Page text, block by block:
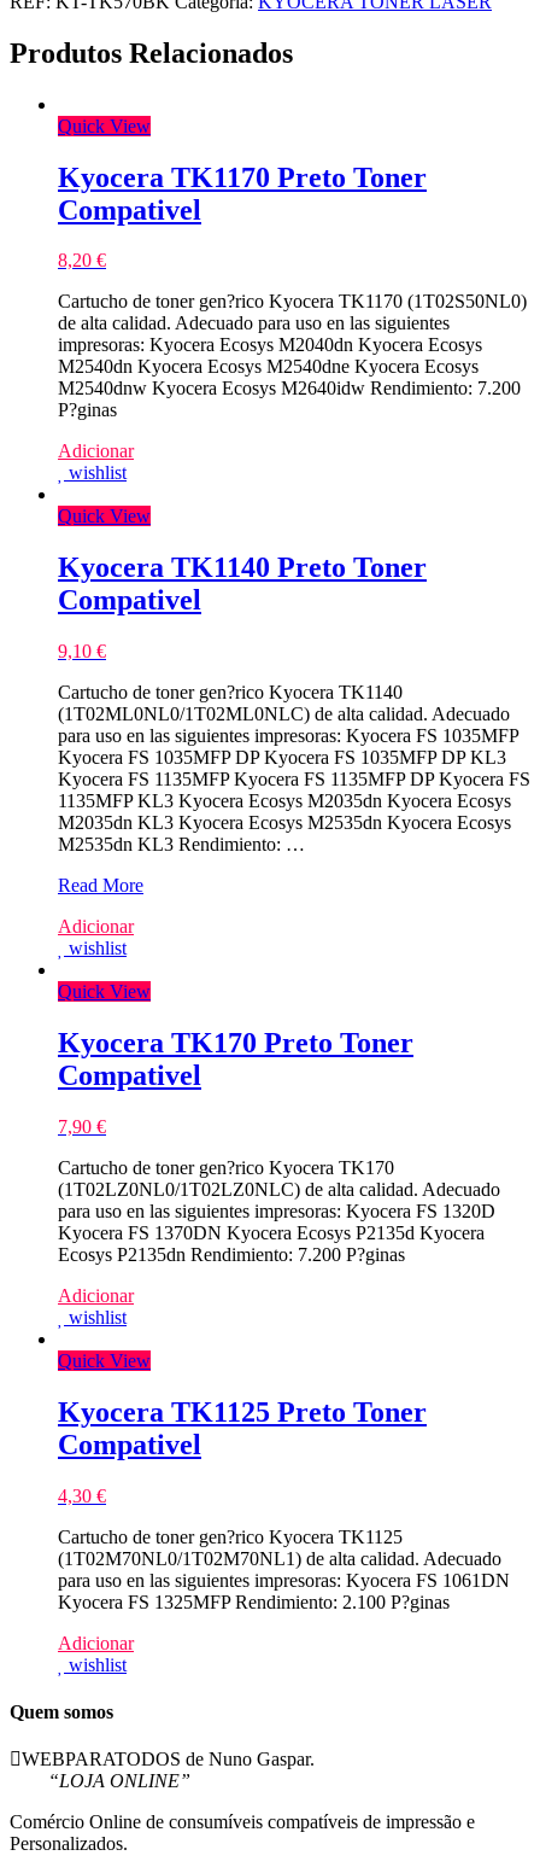
Produtos Relacionados
Quick View
Kyocera TK1170 Preto Toner
Compativel
8,20 €
Cartucho de toner gen?rico Kyocera TK1170 (1T02S50NL0)
de alta calidad. Adecuado para uso en las siguientes
impresoras: Kyocera Ecosys M2040dn Kyocera Ecosys
M2540dn Kyocera Ecosys M2540dne Kyocera Ecosys
M2540dnw Kyocera Ecosys M2640idw Rendimiento: 7.200
P?ginas
Adicionar
wishlist
Quick View
Kyocera TK1140 Preto Toner
Compativel
9,10 €
Cartucho de toner gen?rico Kyocera TK1140
(1T02ML0NL0/1T02ML0NLC) de alta calidad. Adecuado
para uso en las siguientes impresoras: Kyocera FS 1035MFP
Kyocera FS 1035MFP DP Kyocera FS 1035MFP DP KL3
Kyocera FS 1135MFP Kyocera FS 1135MFP DP Kyocera FS
1135MFP KL3 Kyocera Ecosys M2035dn Kyocera Ecosys
M2035dn KL3 Kyocera Ecosys M2535dn Kyocera Ecosys
M2535dn KL3 Rendimiento: …
Kyocera
Preto
Toner
Read More
Adicionar
wishlist
Quick View
Kyocera TK170 Preto Toner
Compativel
7,90 €
Cartucho de toner gen?rico Kyocera TK170
(1T02LZ0NL0/1T02LZ0NLC) de alta calidad. Adecuado
para uso en las siguientes impresoras: Kyocera FS 1320D
Kyocera FS 1370DN Kyocera Ecosys P2135d Kyocera
Ecosys P2135dn Rendimiento: 7.200 P?ginas
Adicionar
wishlist
Quick View
Kyocera TK1125 Preto Toner
Compativel
4,30 €
Cartucho de toner gen?rico Kyocera TK1125
(1T02M70NL0/1T02M70NL1) de alta calidad. Adecuado
para uso en las siguientes impresoras: Kyocera FS 1061DN
Kyocera FS 1325MFP Rendimiento: 2.100 P?ginas
Adicionar
wishlist
Quem somos
WEBPARATODOS de Nuno Gaspar.
“LOJA ONLINE”
Comércio Online de consumíveis compatíveis de impressão e
Personalizados.